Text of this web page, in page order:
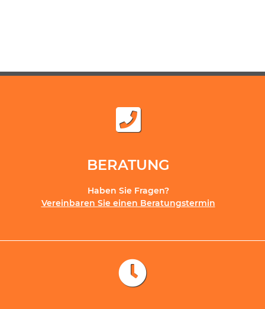
BERATUNG
Haben Sie Fragen?
Vereinbaren Sie einen Beratungstermin